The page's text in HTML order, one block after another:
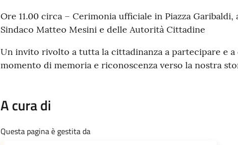
Ore 11.00 circa – Cerimonia ufficiale in Piazza Garibaldi,
Sindaco Matteo Mesini e delle Autorità Cittadine
Un invito rivolto a tutta la cittadinanza a partecipare e
momento di memoria e riconoscenza verso la nostra
A cura di
Questa pagina è gestita da